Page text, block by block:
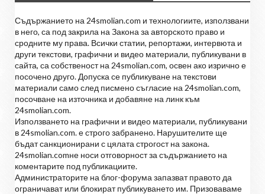
Съдържанието на 24smolian.com и технологиите, използвани
в него, са под закрила на Закона за авторското право и
сродните му права. Всички статии, репортажи, интервюта и
други текстови, графични и видео материали, публикувани в
сайта, са собственост на 24smolian.com, освен ако изрично е
посочено друго. Допуска се публикуване на текстови
материали само след писмено съгласие на 24smolian.com,
посочване на източника и добавяне на линк към
24smolian.com.
Използването на графични и видео материали, публикувани
в 24smolian.com. е строго забранено. Нарушителите ще
бъдат санкционирани с цялата строгост на закона.
24smolian.comне носи отговорност за съдържанието на
коментарите под публикациите.
Администраторите на блог-форума запазват правото да
ограничават или блокират публикуването им. Призоваваме